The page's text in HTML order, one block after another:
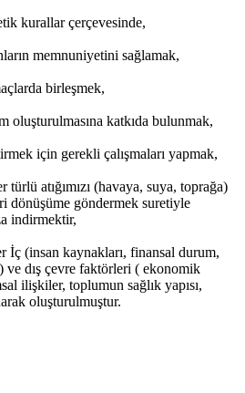
kurallar çerçevesinde,
memnuniyetini sağlamak,
birleşmek,
oluşturulmasına katkıda bulunmak,
için gerekli çalışmaları yapmak,
türlü atığımızı (havaya, suya, toprağa)
dönüşüme göndermek suretiyle
indirmektir,
İç (insan kaynakları, finansal durum,
dış çevre faktörleri ( ekonomik
ilişkiler, toplumun sağlık yapısı,
oluşturulmuştur.